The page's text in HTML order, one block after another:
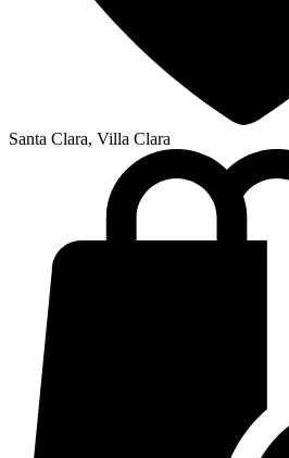
Santa Clara, Villa Clara